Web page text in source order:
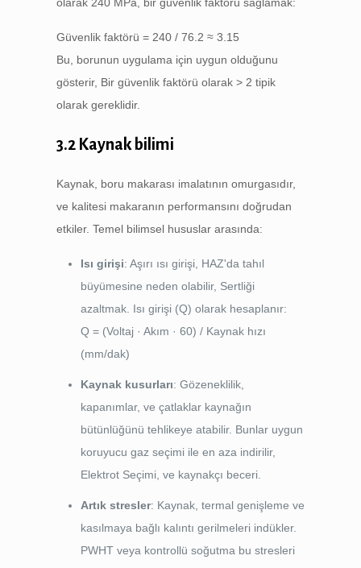
olarak 240 MPa, bir güvenlik faktörü sağlamak:
Güvenlik faktörü = 240 / 76.2 ≈ 3.15
Bu, borunun uygulama için uygun olduğunu
gösterir, Bir güvenlik faktörü olarak > 2 tipik
olarak gereklidir.
3.2 Kaynak bilimi
Kaynak, boru makarası imalatının omurgasıdır,
ve kalitesi makaranın performansını doğrudan
etkiler. Temel bilimsel hususlar arasında:
Isı girişi: Aşırı ısı girişi, HAZ'da tahıl
büyümesine neden olabilir, Sertliği
azaltmak. Isı girişi (Q) olarak hesaplanır:
Q = (Voltaj · Akım · 60) / Kaynak hızı
(mm/dak)
Kaynak kusurları: Gözeneklilik,
kapanımlar, ve çatlaklar kaynağın
bütünlüğünü tehlikeye atabilir. Bunlar uygun
koruyucu gaz seçimi ile en aza indirilir,
Elektrot Seçimi, ve kaynakçı beceri.
Artık stresler: Kaynak, termal genişleme ve
kasılmaya bağlı kalıntı gerilmeleri indükler.
PWHT veya kontrollü soğutma bu stresleri